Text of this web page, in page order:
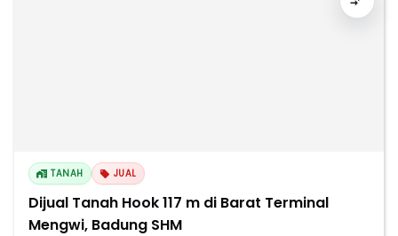
TANAH JUAL
Dijual Tanah Hook 117 m di Barat Terminal
Mengwi, Badung SHM